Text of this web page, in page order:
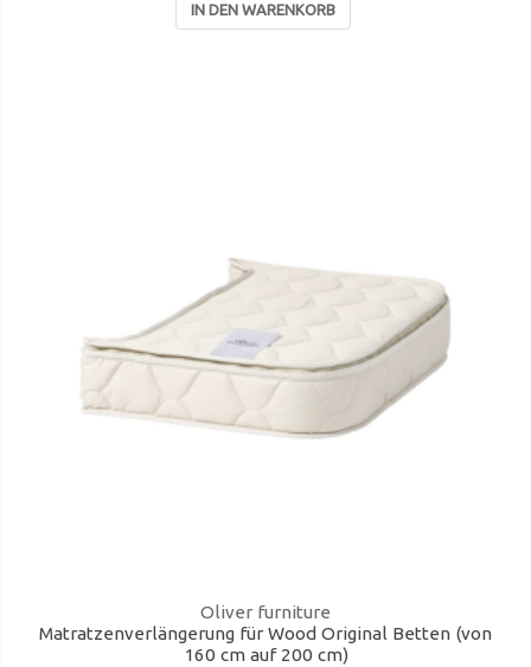
IN DEN WARENKORB
Oliver furniture
Matratzenverlängerung für Wood Original Betten (von
160 cm auf 200 cm)